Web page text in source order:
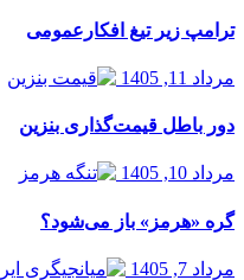
ترامپ زیر تیغ افکارعمومی
مرداد 11, 1405
دور باطل قیمت‌گذاری بنزین
مرداد 10, 1405
گره «هرمز» باز می‌شود؟
مرداد 7, 1405